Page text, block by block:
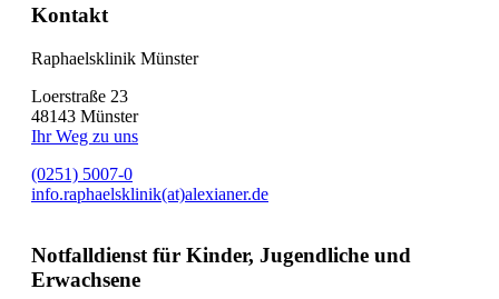
Kontakt
Raphaelsklinik Münster
Loerstraße 23
48143 Münster
Ihr Weg zu uns
(0251) 5007-0
info.raphaelsklinik(at)alexianer.de
Notfalldienst für Kinder, Jugendliche und
Erwachsene